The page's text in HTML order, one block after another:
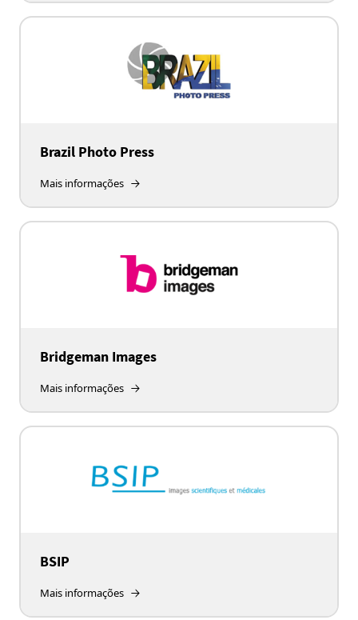
Brazil Photo Press
Mais informações
Bridgeman Images
Mais informações
BSIP
Mais informações